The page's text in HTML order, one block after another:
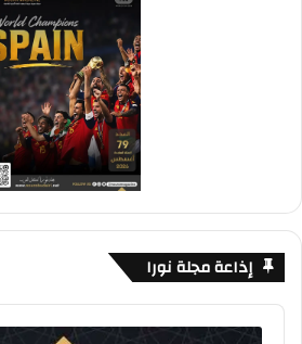
إذاعة مجلة نورا
Audio
Player